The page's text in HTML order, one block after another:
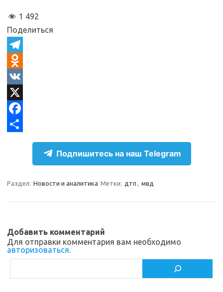
1 492
Поделиться
T
e
e
g
O
d
n
o
s
i
k
V
KX
F
b
k
р
и
т
Подпишитесь на наш Telegram
Раздел: Новости и аналитика Метки: дтп , мвд
Добавить комментарий
Для отправки комментария вам необходимо
авторизоваться.